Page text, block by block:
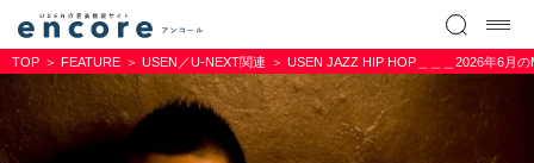
TOP FEATURE USEN／U-NEXT関連 USEN JAZZ HIP HOP＿＿＿2026年6月